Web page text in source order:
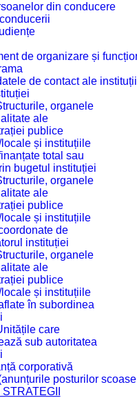
din conducere
de organizare și
de contact ale
organele
ale
publice
și instituțiile
total sau
bugetul instituției
organele
ale
publice
și instituțiile
de
instituției
organele
ale
publice
și instituțiile
în subordinea
care
sub autoritatea
corporativă
posturilor